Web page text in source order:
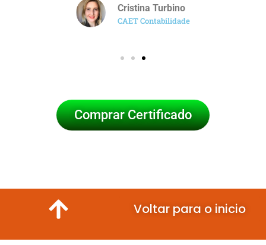
Cristina Turbino
CAET Contabilidade
Comprar Certificado
Voltar para o inicio